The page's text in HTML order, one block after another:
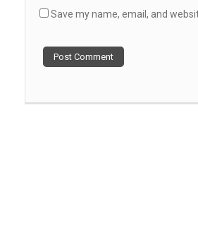
Save my name, email, and